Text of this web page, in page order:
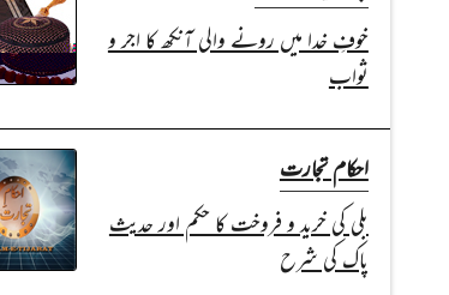
خوفِ خدا میں رونے والی آنکھ کا اجر و
ثواب
احکام تجارت
بلی کی خرید و فروخت کا حکم اور حدیث
پاک کی شرح